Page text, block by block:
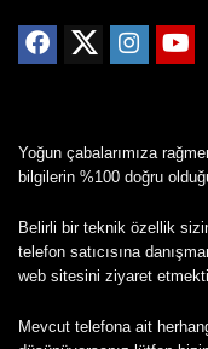
Yoğun çabalarımıza
bilgilerin %100 doğru
Belirli bir teknik özellik
telefon satıcısına
web sitesini ziyaret
Mevcut telefona ait